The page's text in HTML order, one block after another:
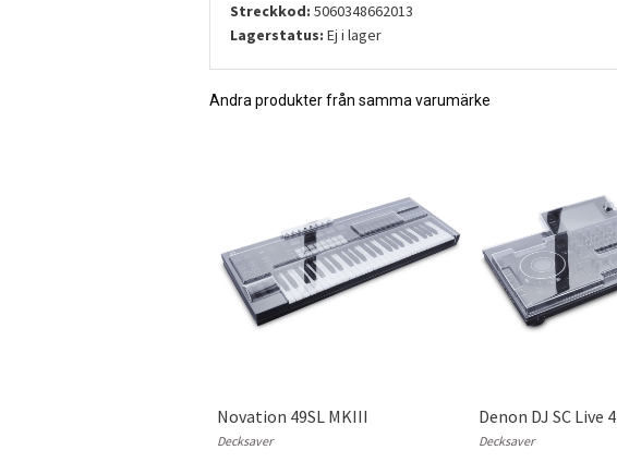
Streckkod: 5060348662013
Lagerstatus: Ej i lager
Andra produkter från samma varumärke
Novation 49SL MKIII
Decksaver
Denon DJ SC Live 4
Decksaver